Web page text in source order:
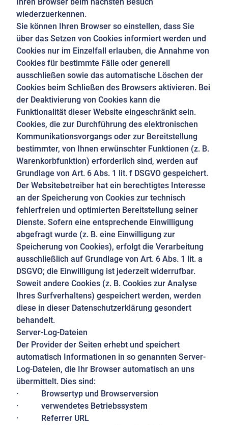
wiederzuerkennen.
Sie können Ihren Browser so einstellen, dass Sie
über das Setzen von Cookies informiert werden und
Cookies nur im Einzelfall erlauben, die Annahme von
Cookies für bestimmte Fälle oder generell
ausschließen sowie das automatische Löschen der
Cookies beim Schließen des Browsers aktivieren. Bei
der Deaktivierung von Cookies kann die
Funktionalität dieser Website eingeschränkt sein.
Cookies, die zur Durchführung des elektronischen
Kommunikationsvorgangs oder zur Bereitstellung
bestimmter, von Ihnen erwünschter Funktionen (z. B.
Warenkorbfunktion) erforderlich sind, werden auf
Grundlage von Art. 6 Abs. 1 lit. f DSGVO gespeichert.
Der Websitebetreiber hat ein berechtigtes Interesse
an der Speicherung von Cookies zur technisch
fehlerfreien und optimierten Bereitstellung seiner
Dienste. Sofern eine entsprechende Einwilligung
abgefragt wurde (z. B. eine Einwilligung zur
Speicherung von Cookies), erfolgt die Verarbeitung
ausschließlich auf Grundlage von Art. 6 Abs. 1 lit. a
DSGVO; die Einwilligung ist jederzeit widerrufbar.
Soweit andere Cookies (z. B. Cookies zur Analyse
Ihres Surfverhaltens) gespeichert werden, werden
diese in dieser Datenschutzerklärung gesondert
behandelt.
Server-Log-Dateien
Der Provider der Seiten erhebt und speichert
automatisch Informationen in so genannten Server-
Log-Dateien, die Ihr Browser automatisch an uns
übermittelt. Dies sind:
· Browsertyp und Browserversion
· verwendetes Betriebssystem
· Referrer URL